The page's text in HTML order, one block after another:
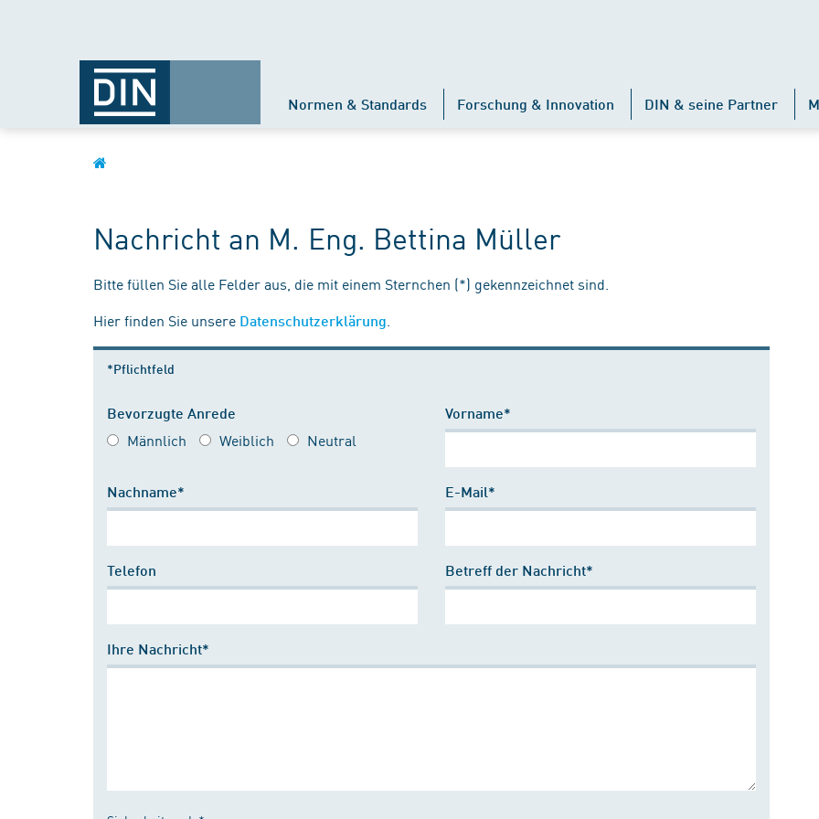
Normen & Standards Forschung & Innovation DIN & seine Partner
Nachricht an M. Eng. Bettina Müller
Bitte füllen Sie alle Felder aus, die mit einem Sternchen (*) gekennzeichnet sind.
Hier finden Sie unsere Datenschutzerklärung
*Pflichtfeld
Bevorzugte Anrede
Männlich Weiblich Neutral
Vorname*
Nachname* E-Mail*
Telefon Betreff der Nachricht*
Ihre Nachricht*